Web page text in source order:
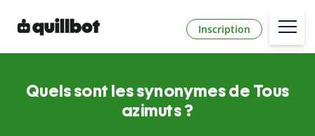
Inscription
Quels sont les synonymes de Tous
azimuts ?